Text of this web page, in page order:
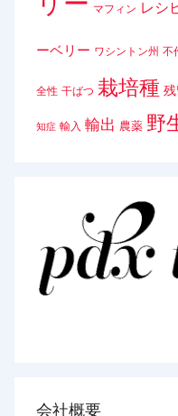
マフィン レシ
ーベリー ワシントン州 不
全性 干ばつ 栽培種
知症 輸入 輸出 農薬 野
会社概要